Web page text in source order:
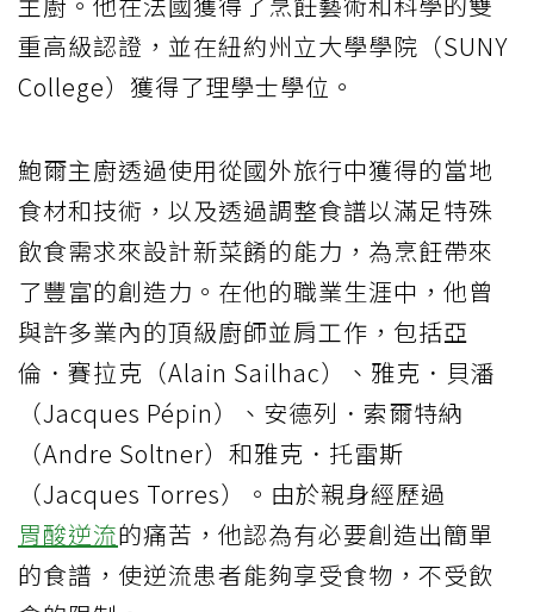
重高級認證，並在紐約州立大學學院（SUNY
College）獲得了理學士學位。
鮑爾主廚透過使用從國外旅行中獲得的當地
食材和技術，以及透過調整食譜以滿足特殊
飲食需求來設計新菜餚的能力，為烹飪帶來
了豐富的創造力。在他的職業生涯中，他曾
與許多業內的頂級廚師並肩工作，包括亞
倫．賽拉克（Alain Sailhac）、雅克．貝潘
（Jacques Pépin）、安德列．索爾特納
（Andre Soltner）和雅克．托雷斯
（Jacques Torres）。由於親身經歷過
胃酸逆流的痛苦，他認為有必要創造出簡單
的食譜，使逆流患者能夠享受食物，不受飲